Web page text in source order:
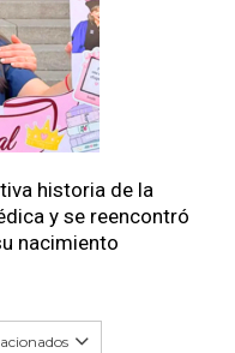
historia de la
y se reencontró
nacimiento